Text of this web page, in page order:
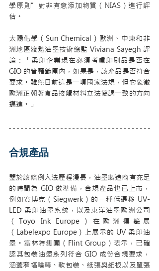
學原則”對非有意添加物質（NIAS）進行評
估。
太陽化學（Sun Chemical）歐洲、中東和非
洲地區液體油墨技術總監 Viviana Sayegh 評
論：「柔印企業現在必須考慮印刷品是否在
GIO 的管轄範圍內，如果是，該產品是否符合
要求。雖然目前這是一項國家法規，但它象徵
歐洲正朝著食品接觸材料立法協調一致的方向
邁進。」
合規產品
鑒於該條例入法歷程漫長，油墨製造商有充足
的時間為 GIO 做準備，合規產品也已上市，
例如賽博克（Siegwerk）的一種低遷移 UV-
LED 柔印油墨系統，以及東洋油墨歐洲公司
（Toyo Ink Europe）在歐洲標籤展
（Labelexpo Europe）上展示的 UV 柔印油
墨。富林特集團（Flint Group）表示，已確
認其包裝油墨系列符合 GIO 成份合規要求，
涵蓋窄幅輪轉、軟包裝、紙張與紙板以及單張